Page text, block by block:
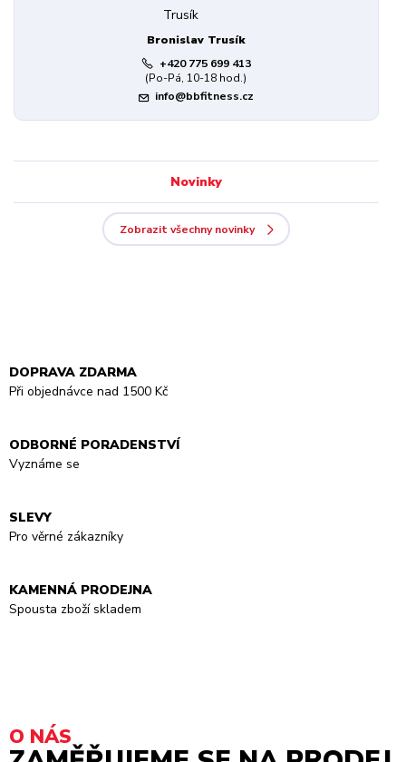
Bronislav Trusík
+420 775 699 413
(Po-Pá, 10-18 hod.)
info@bbfitness.cz
Novinky
Zobrazit všechny novinky
DOPRAVA ZDARMA
Při objednávce nad 1500 Kč
ODBORNÉ PORADENSTVÍ
Vyznáme se
SLEVY
Pro věrné zákazníky
KAMENNÁ PRODEJNA
Spousta zboží skladem
O NÁS